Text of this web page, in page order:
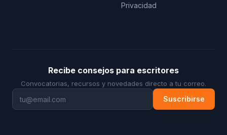
Privacidad
Recibe consejos para escritores
Convocatorias, recursos y novedades directo a tu correo.
Suscribirse